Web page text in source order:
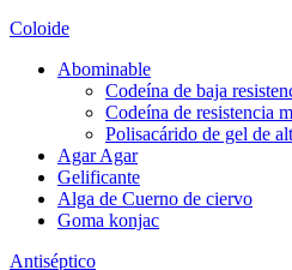
Coloide
Abominable
Codeína de baja
Codeína de resistencia
Polisacárido de gel de
Agar Agar
Gelificante
Alga de Cuerno de ciervo
Goma konjac
Antiséptico